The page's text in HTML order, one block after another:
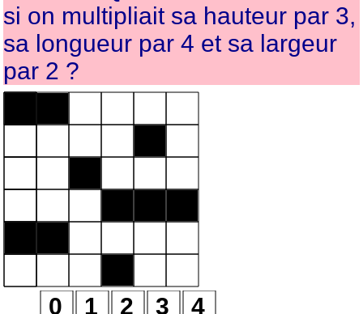
si on multipliait sa hauteur par 3,
sa longueur par 4 et sa largeur
par 2 ?